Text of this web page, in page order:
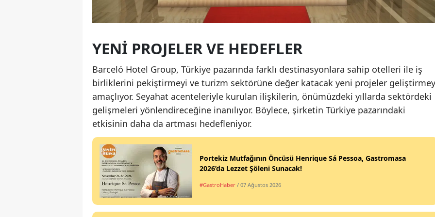
YENI PROJELER VE HEDEFLER
Barceló Hotel Group, Türkiye pazarında farklı destinasyonlara sahip otelleri ile iş
birliklerini pekiştirmeyi ve turizm sektörüne değer katacak yeni projeler
amaçlıyor. Seyahat acenteleriyle kurulan ilişkilerin, önümüzdeki yıllarda sektördeki
gelişmeleri yönlendireceğine inanılıyor. Böylece, şirketin Türkiye pazarındaki
etkisinin daha da artması hedefleniyor.
Portekiz Mutfağının Öncüsü Henrique Sá Pessoa, Gastromasa
2026’da Lezzet Şöleni Sunacak!
#GastroHaber / 07 Ağustos 2026